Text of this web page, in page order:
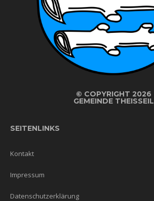
© COPYRIGHT 2026
GEMEINDE THEISSEIL
SEITENLINKS
Kontakt
Impressum
Datenschutzerklärung